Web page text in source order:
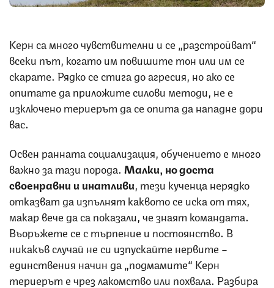
Керн са много чувствителни и се „разстройват“
всеки път, когато им повишите тон или им се
скарате. Рядко се стига до агресия, но ако се
опитате да приложите силови методи, не е
изключено териерът да се опита да нападне дори
вас.
Освен ранната социализация, обучението е много
важно за тази порода. Малки, но доста
своенравни и инатливи , тези кученца нерядко
отказват да изпълнят каквото се иска от тях,
макар вече да са показали, че знаят командата.
Въоръжете се с търпение и постоянство. В
никакъв случай не си изпускайте нервите –
единствения начин да „подмамите“ Керн
териерът е чрез лакомство или похвала. Разбира